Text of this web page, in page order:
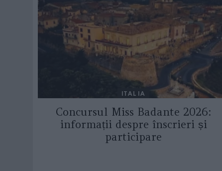
ITALIA
Concursul Miss Badante 2026:
informații despre înscrieri și
participare